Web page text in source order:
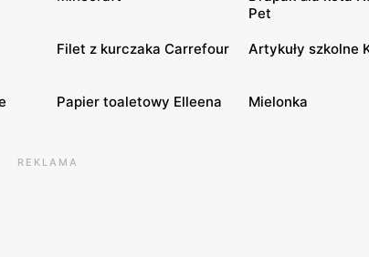
Pet
Filet z kurczaka Carrefour Artykuły szkolne
Papier toaletowy Elleena Mielonka
REKLAMA